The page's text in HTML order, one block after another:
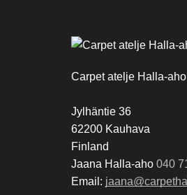
Carpet atelje Halla-aho
Jylhäntie 36
62200 Kauhava
Finland
Jaana Halla-aho 040
Email: